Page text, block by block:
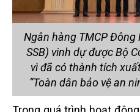
Ngân hàng TMCP Đông
SSB) vinh dự được Bộ
vì đã có thành tích
“Toàn dân bảo vệ an